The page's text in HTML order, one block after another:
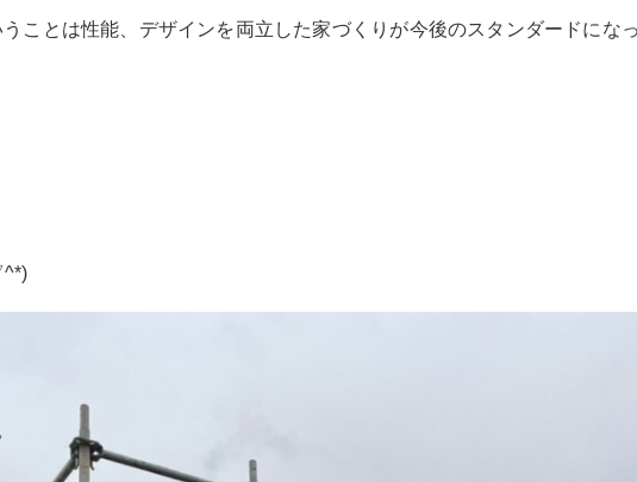
ことは性能、デザインを両立した家づくりが今後のスタンダードにな